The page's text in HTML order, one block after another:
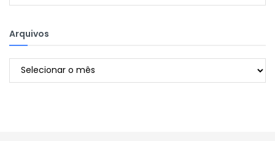
Arquivos
Arquivos